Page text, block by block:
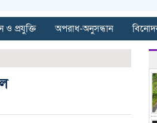
ও প্রযুক্তি অপরাধ-অনুসন্ধান